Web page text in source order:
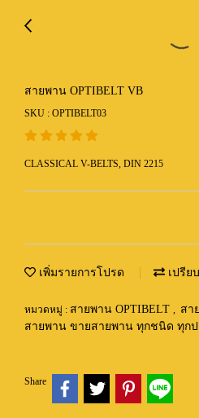
สายพาน OPTIBELT VB
SKU : OPTIBELT03
CLASSICAL V-BELTS, DIN 2215
เพิ่มรายการโปรด เปรีย
หมวดหมู่ : สายพาน OPTIBELT , สา
สายพาน ขายสายพาน ทุกชนิด ทุกป
Share